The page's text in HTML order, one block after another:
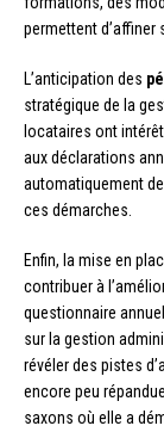
permettent d’affiner
L’anticipation des
stratégique de la
locataires ont
aux déclarations
automatiquement
ces démarches.
Enfin, la mise en
contribuer à
questionnaire
sur la gestion
révéler des pistes
encore peu
saxons où elle a